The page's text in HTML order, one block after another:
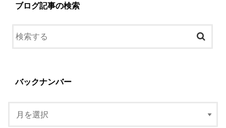
ブログ記事の検索
バックナンバー